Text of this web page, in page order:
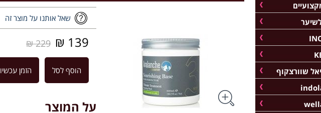
שאל אותנו על מוצר זה
139 ₪
229 ₪
הוסף לסל הזמן עכשיו
על המוצר
שוורצקוף